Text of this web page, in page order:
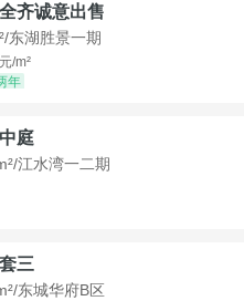
齐诚意出售
东湖胜景一期
/m²
年
庭
江水湾一二期
三
东城华府B区